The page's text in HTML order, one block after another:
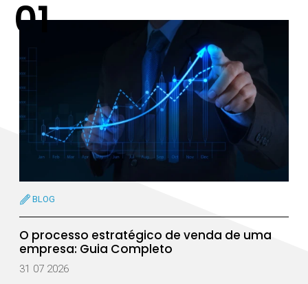
BLOG
O processo estratégico de venda de uma
empresa: Guia Completo
31 07 2026